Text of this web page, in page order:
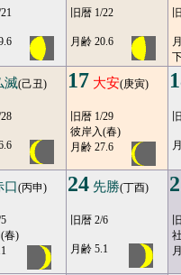
旧暦 1/22
月齢 20.6
滅(己丑) 17 大安(庚寅)
旧暦 1/29
彼岸入(春)
月齢 27.6
口(丙申)
春)
24 先勝(丁酉)
旧暦 2/6
月齢 5.1